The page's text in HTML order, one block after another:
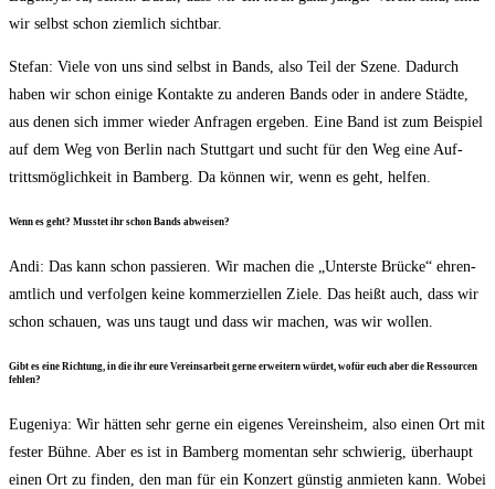
wir selbst schon ziem­lich sichtbar.
Ste­fan: Vie­le von uns sind selbst in Bands, also Teil der Sze­ne. Dadurch
haben wir schon eini­ge Kon­tak­te zu ande­ren Bands oder in ande­re Städ­te,
aus denen sich immer wie­der Anfra­gen erge­ben. Eine Band ist zum Bei­spiel
auf dem Weg von Ber­lin nach Stutt­gart und sucht für den Weg eine Auf­
tritts­mög­lich­keit in Bam­berg. Da kön­nen wir, wenn es geht, helfen.
Wenn es geht? Muss­tet ihr schon Bands abweisen?
Andi: Das kann schon pas­sie­ren. Wir machen die „Unters­te Brü­cke“ ehren­
amt­lich und ver­fol­gen kei­ne kom­mer­zi­el­len Zie­le. Das heißt auch, dass wir
schon schau­en, was uns taugt und dass wir machen, was wir wollen.
Gibt es eine Rich­tung, in die ihr eure Ver­eins­ar­beit ger­ne erwei­tern wür­det, wofür euch aber die Res­sour­cen
fehlen?
Euge­ni­ya: Wir hät­ten sehr ger­ne ein eige­nes Ver­eins­heim, also einen Ort mit
fes­ter Büh­ne. Aber es ist in Bam­berg momen­tan sehr schwie­rig, über­haupt
einen Ort zu fin­den, den man für ein Kon­zert güns­tig anmie­ten kann. Wobei